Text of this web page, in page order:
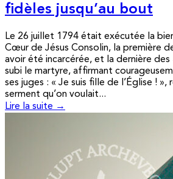
fidèles jusqu’au bout
Le 26 juillet 1794 était exécutée la
Cœur de Jésus Consolin, la première
avoir été incarcérée, et la dernière des
subi le martyre, affirmant
ses juges : « Je suis fille de l’Église !
serment qu’on voulait...
Lire la suite →